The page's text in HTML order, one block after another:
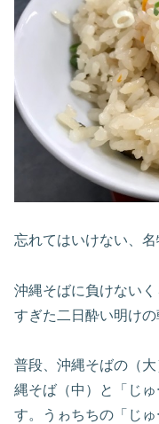
忘れてはいけない、名
沖縄そばに負けない
すぎた二日酔い明けの
普段、沖縄そばの（
縄そば（中）と「じ
す。うゎちちの「じ